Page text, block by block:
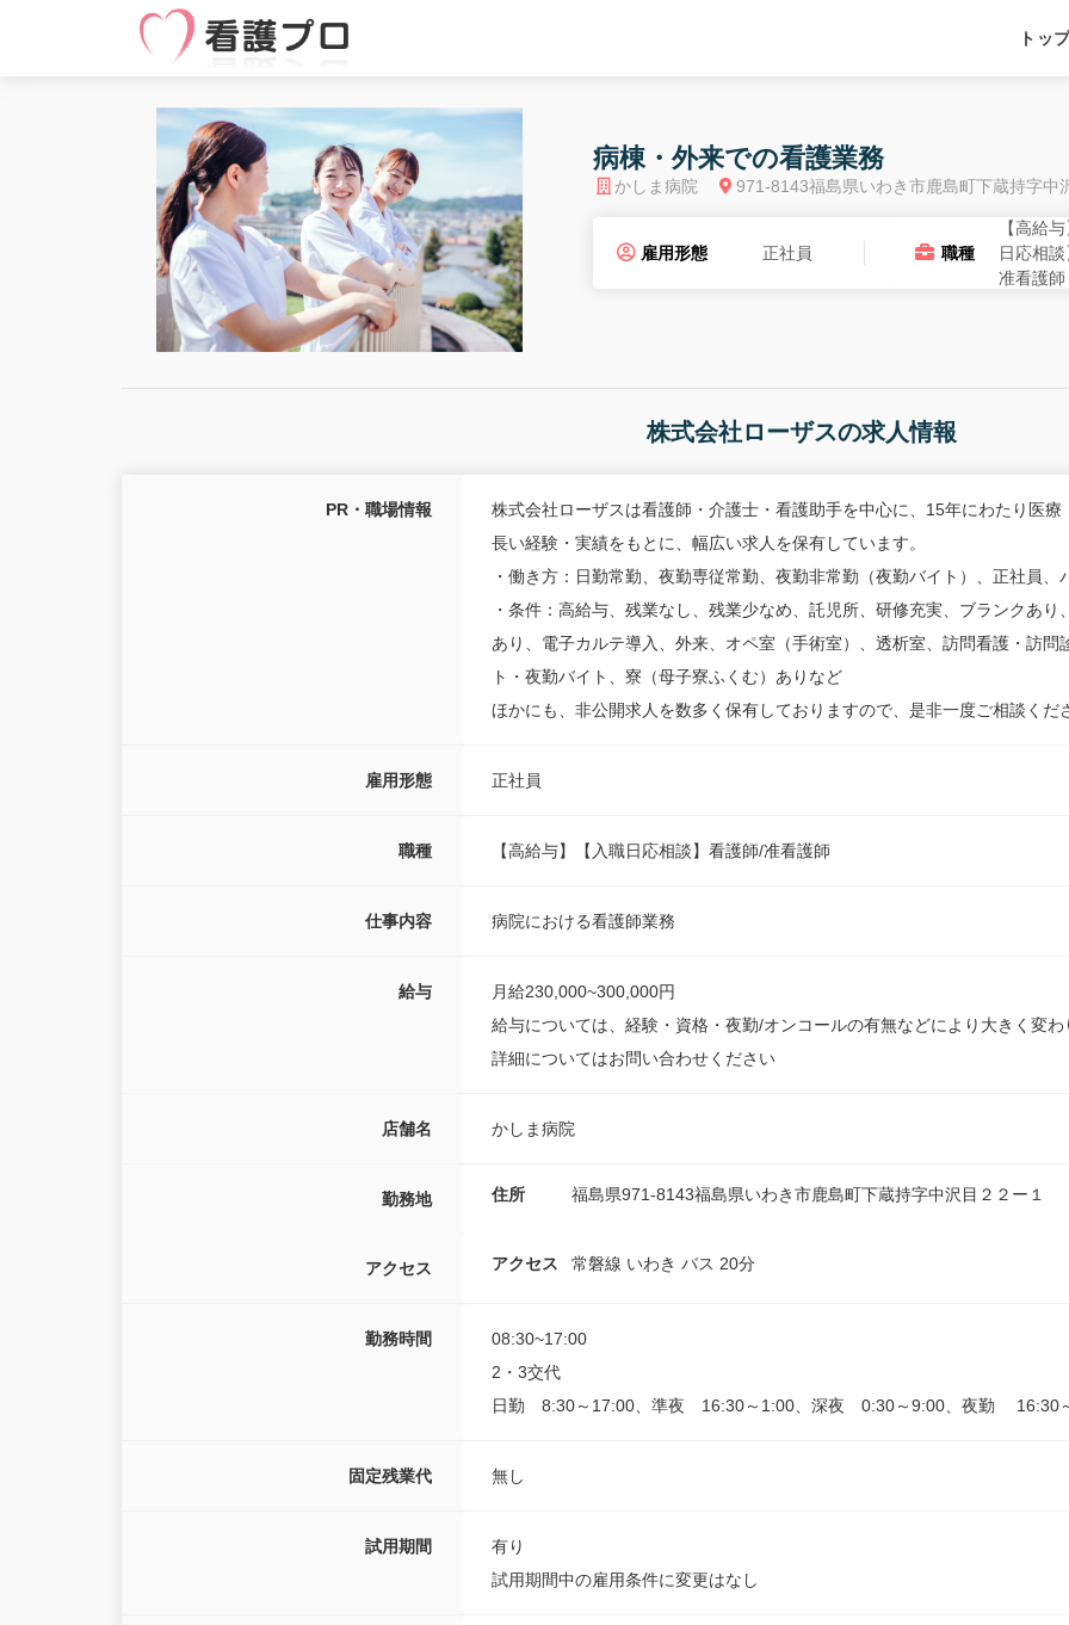
トッ
病棟・外来での看護業務
かしま病院 971-8143福島県いわき市鹿島町下蔵持字中
雇用形態 正社員 職種
【高給
日応相
准看護師
株式会社ローザスの求人情報
PR・職場情報
株式会社ローザスは看護師・介護士・看護助手を中心に、15年にわたり医
長い経験・実績をもとに、幅広い求人を保有しています。
・働き方：日勤常勤、夜勤専従常勤、夜勤非常勤（夜勤バイト）、正社員、
・条件：高給与、残業なし、残業少なめ、託児所、研修充実、ブランクあ
あり、電子カルテ導入、外来、オペ室（手術室）、透析室、訪問看護・訪
ト・夜勤バイト、寮（母子寮ふくむ）ありなど
ほかにも、非公開求人を数多く保有しておりますので、是非一度ご相談くだ
雇用形態 正社員
職種 【高給与】【入職日応相談】看護師/准看護師
仕事内容 病院における看護師業務
給与
月給230,000~300,000円
給与については、経験・資格・夜勤/オンコールの有無などにより大きく変わ
詳細についてはお問い合わせください
店舗名 かしま病院
勤務地 住所 福島県971-8143福島県いわき市鹿島町下蔵持字中沢目２２ー１
アクセス アクセス 常磐線 いわき バス 20分
勤務時間
08:30~17:00
2・3交代
日勤 8:30～17:00、準夜 16:30～1:00、深夜 0:30～9:00、夜勤 16:30
固定残業代 無し
試用期間
有り
試用期間中の雇用条件に変更はなし